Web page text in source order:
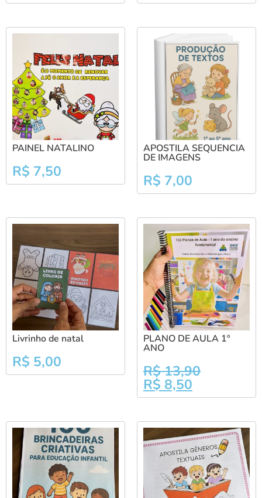
PAINEL NATALINO
R$ 7,50
APOSTILA SEQUENCIA
DE IMAGENS
R$ 7,00
Livrinho de natal
R$ 5,00
PLANO DE AULA 1º
ANO
R$13,90
R$ 8,50